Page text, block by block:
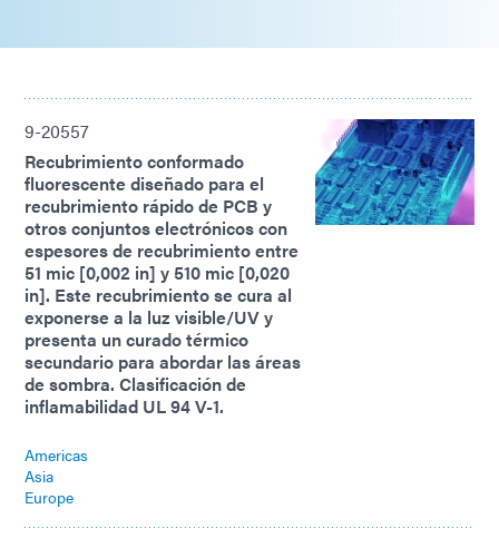
9-20557
Recubrimiento conformado
fluorescente diseñado para el
recubrimiento rápido de PCB y
otros conjuntos electrónicos con
espesores de recubrimiento entre
51 mic [0,002 in] y 510 mic [0,020
in]. Este recubrimiento se cura al
exponerse a la luz visible/UV y
presenta un curado térmico
secundario para abordar las áreas
de sombra. Clasificación de
inflamabilidad UL 94 V-1.
Americas
Asia
Europe